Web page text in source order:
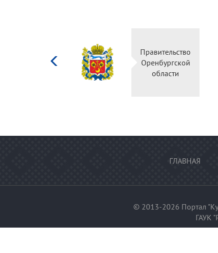
культуры
Российской
Правительство
Оренбургской
области
ГЛАВНАЯ
© 2013-2026 Портал
ГАУК